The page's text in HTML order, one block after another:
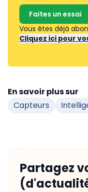
Faites un essai
Vous êtes déjà
Cliquez ici pour
En savoir plus sur
Capteurs
Partagez